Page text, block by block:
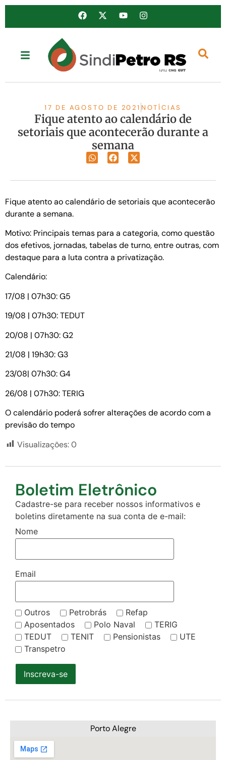
17 DE AGOSTO DE 2021 NOTÍCIAS
Fique atento ao calendário de
setoriais que acontecerão durante a
semana
Fique atento ao calendário de setoriais que acontecerão
durante a semana.
Motivo: Principais temas para a categoria, como questão
dos efetivos, jornadas, tabelas de turno, entre outras, com
destaque para a luta contra a privatização.
Calendário:
17/08 | 07h30: G5
19/08 | 07h30: TEDUT
20/08 | 07h30: G2
21/08 | 19h30: G3
23/08| 07h30: G4
26/08 | 07h30: TERIG
O calendário poderá sofrer alterações de acordo com a
previsão do tempo
Visualizações:0
Boletim Eletrônico
Cadastre-se para receber nossos informativos e
boletins diretamente na sua conta de e-mail:
Nome
Email
Outros Petrobrás
Refap
Aposentados
Polo Naval
TERIG
TEDUT
TENIT Pensionistas
UTE
Transpetro
Inscreva-se
Porto Alegre